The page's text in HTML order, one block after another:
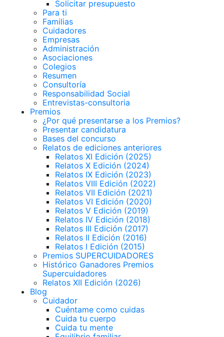
Solicitar presupuesto
Para ti
Familias
Cuidadores
Empresas
Administración
Asociaciones
Colegios
Resumen
Consultoría
Responsabilidad Social
Entrevistas-consultoria
Premios
¿Por qué presentarse a los Premios?
Presentar candidatura
Bases del concurso
Relatos de ediciones anteriores
Relatos XI Edición (2025)
Relatos X Edición (2024)
Relatos IX Edición (2023)
Relatos VIII Edición (2022)
Relatos VII Edición (2021)
Relatos VI Edición (2020)
Relatos V Edición (2019)
Relatos IV Edición (2018)
Relatos III Edición (2017)
Relatos II Edición (2016)
Relatos I Edición (2015)
Premios SUPERCUIDADORES
Histórico Ganadores Premios
Supercuidadores
Relatos XII Edición (2026)
Blog
Cuidador
Cuéntame como cuidas
Cuida tu cuerpo
Cuida tu mente